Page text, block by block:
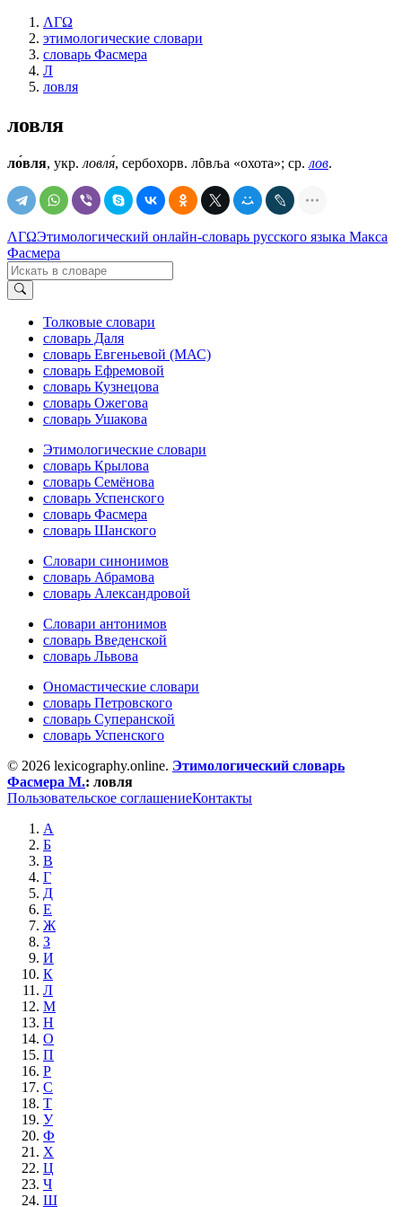
ΛΓΩ
этимологические словари
словарь Фасмера
Л
ловля
ловля
ло́вля, укр. ловля́, сербохорв. лȏвља «охота»; ср. лов.
ΛΓΩЭтимологический онлайн-словарь русского языка Макса
Фасмера
Толковые словари
словарь Даля
словарь Евгеньевой (МАС)
словарь Ефремовой
словарь Кузнецова
словарь Ожегова
словарь Ушакова
Этимологические словари
словарь Крылова
словарь Семёнова
словарь Успенского
словарь Фасмера
словарь Шанского
Словари синонимов
словарь Абрамова
словарь Александровой
Словари антонимов
словарь Введенской
словарь Львова
Ономастические словари
словарь Петровского
словарь Суперанской
словарь Успенского
© 2026 lexicography.online. Этимологический словарь
Фасмера М.: ловля
Пользовательское соглашениеКонтакты
А
Б
В
Г
Д
Е
Ж
З
И
К
Л
М
Н
О
П
Р
С
Т
У
Ф
Х
Ц
Ч
Ш